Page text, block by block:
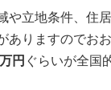
や立地条件、住
ありますのでお
円 ぐらいが全国